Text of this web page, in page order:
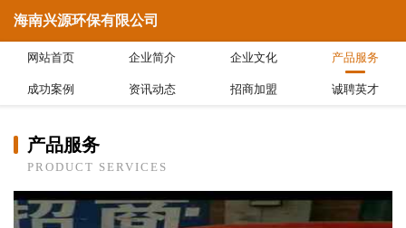
海南兴源环保有限公司
网站首页 企业简介 企业文化 产品服务
成功案例 资讯动态 招商加盟 诚聘英才
产品服务
PRODUCT SERVICES